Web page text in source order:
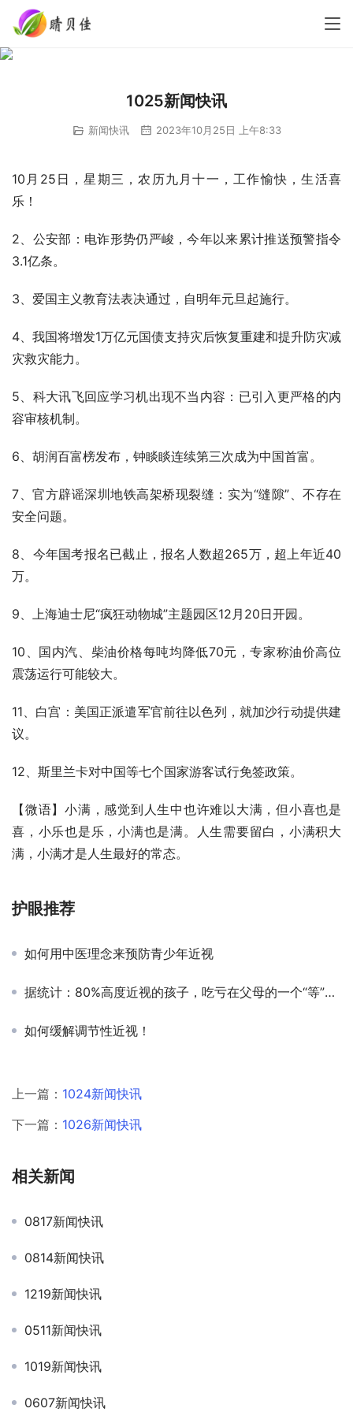
1025新闻快讯
新闻快讯 2023年10月25日 上午8:33
10月25日，星期三，农历九月十一，工作愉快，生活喜
乐！
2、公安部：电诈形势仍严峻，今年以来累计推送预警指令
3.1亿条。
3、爱国主义教育法表决通过，自明年元旦起施行。
4、我国将增发1万亿元国债支持灾后恢复重建和提升防灾减
灾救灾能力。
5、科大讯飞回应学习机出现不当内容：已引入更严格的内
容审核机制。
6、胡润百富榜发布，钟睒睒连续第三次成为中国首富。
7、官方辟谣深圳地铁高架桥现裂缝：实为“缝隙”、不存在
安全问题。
8、今年国考报名已截止，报名人数超265万，超上年近40
万。
9、上海迪士尼“疯狂动物城”主题园区12月20日开园。
10、国内汽、柴油价格每吨均降低70元，专家称油价高位
震荡运行可能较大。
11、白宫：美国正派遣军官前往以色列，就加沙行动提供建
议。
12、斯里兰卡对中国等七个国家游客试行免签政策。
【微语】小满，感觉到人生中也许难以大满，但小喜也是
喜，小乐也是乐，小满也是满。人生需要留白，小满积大
满，小满才是人生最好的常态。
护眼推荐
如何用中医理念来预防青少年近视
据统计：80%高度近视的孩子，吃亏在父母的一个“等”字上！
如何缓解调节性近视！
上一篇： 1024新闻快讯
下一篇： 1026新闻快讯
相关新闻
0817新闻快讯
0814新闻快讯
1219新闻快讯
0511新闻快讯
1019新闻快讯
0607新闻快讯